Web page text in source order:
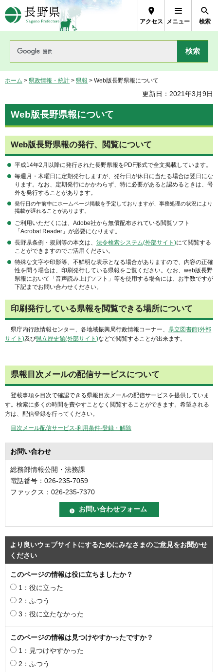
長野県Nagano Prefecture
アクセス メニュー 検索
ホーム > 県政情報・統計 > 県報 > Web版長野県報について
更新日：2021年3月9日
Web版長野県報について
Web版長野県報の発行、閲覧について
平成14年2月以降に発行された長野県報をPDF形式で全文掲載しています。
毎週月・木曜日に定期発行しますが、発行日が休日に当たる場合は翌日にな
ります。なお、定期発行にかかわらず、特に必要があると認めるときは、号
外を発行することがあります。
発行日の午前中にホームページ掲載を予定しておりますが、事務処理の状況により
掲載が遅れることがあります。
ご利用いただくには、Adobe社から無償配布されている閲覧ソフト
「Acrobat Reader」が必要になります。
長野県条例・規則等の本文は、 法令検索システム(外部サイト)にて閲覧する
ことができますのでご活用ください。
特殊な文字や印影等、不鮮明な表示となる場合がありますので、内容の正確
性を問う場合は、印刷発行している県報をご覧ください。なお、web版長野
県報において「音声読み上げソフト」等を使用する場合には、お手数ですが
下記までお問い合わせください。
印刷発行している県報を閲覧できる場所について
県庁内行政情報センター、各地域振興局行政情報コーナー、 県立図書館(外部
サイト)及び県立歴史館(外部サイト)などで閲覧することが出来ます。
県報目次メールの配信サービスについて
登載事項を目次で確認できる県報目次メールの配信サービスを提供していま
す。検索に多くの時間を費やすことなく閲覧することができます。希望される
方は、配信登録を行ってください。
目次メール配信サービス-利用条件-登録・解除
お問い合わせ
総務部情報公開・法務課
電話番号：026-235-7059
ファックス：026-235-7370
より良いウェブサイトにするためにみなさまのご意見をお聞かせ
ください
このページの情報は役に立ちましたか？
1：役に立った
2：ふつう
3：役に立たなかった
このページの情報は見つけやすかったですか？
1：見つけやすかった
2：ふつう